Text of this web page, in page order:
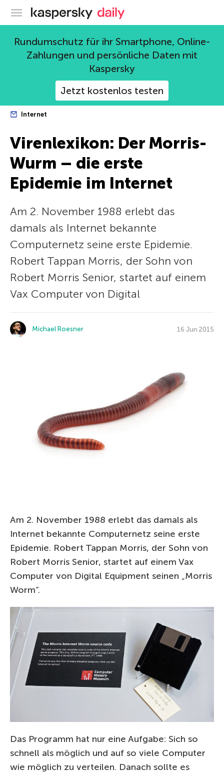
Offizieller Blog von Kaspersky
Rundumschutz für ihr Smartphone, Online-
Zahlungen und persönliche Daten mit
Kaspersky
Jetzt kostenlos testen
Internet
Virenlexikon: Der Morris-
Wurm – die erste
Epidemie im Internet
Am 2. November 1988 erlebt das
damals als Internet bekannte
Computernetz seine erste Epidemie.
Robert Tappan Morris, der Sohn von
Robert Morris Senior, startet auf einem
Vax Computer von Digital
Michael Roesner 16 Jun 2015
Am 2. November 1988 erlebt das damals als
Internet bekannte Computernetz seine erste
Epidemie. Robert Tappan Morris, der Sohn von
Robert Morris Senior, startet auf einem Vax
Computer von Digital Equipment seinen „Morris
Worm“.
Das Programm hat nur eine Aufgabe: Sich so
schnell als möglich und auf so viele Computer
wie möglich zu verteilen. Danach sollte es